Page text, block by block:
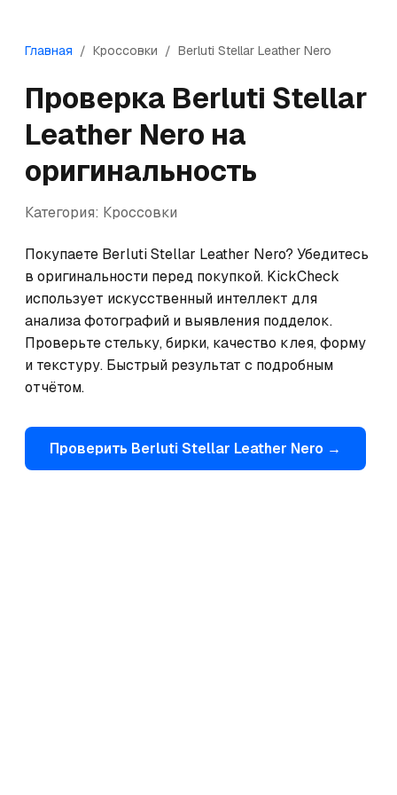
Главная / Кроссовки / Berluti Stellar Leather Nero
Проверка Berluti Stellar
Leather Nero на
оригинальность
Категория: Кроссовки
Покупаете Berluti Stellar Leather Nero? Убедитесь
в оригинальности перед покупкой. KickCheck
использует искусственный интеллект для
анализа фотографий и выявления подделок.
Проверьте стельку, бирки, качество клея, форму
и текстуру. Быстрый результат с подробным
отчётом.
Проверить BerlutiStellar Leather Nero →